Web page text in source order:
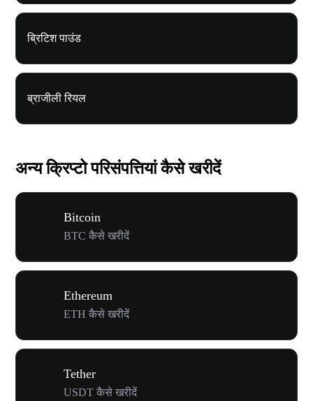
ब्रिटिश पाउंड
ब्राजीली रियल
अन्य क्रिप्टो परिसंपत्तियां कैसे खरीदें
Bitcoin
BTC कैसे खरीदें
Ethereum
ETH कैसे खरीदें
Tether
USDT कैसे खरीदें